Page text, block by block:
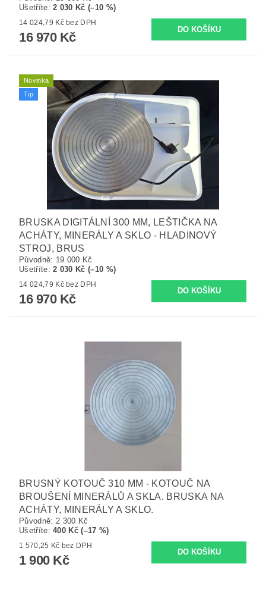
Ušetříte:2 030 Kč (–10 %)
14 024,79 Kč bez DPH
16 970 Kč
Novinka
Tip
BRUSKA DIGITÁLNÍ 300 MM, LEŠTIČKA NA
ACHÁTY, MINERÁLY A SKLO - HLADINOVÝ
STROJ, BRUS
Původně: 19 000 Kč
Ušetříte:2 030 Kč (–10 %)
14 024,79 Kč bez DPH
16 970 Kč
BRUSNÝ KOTOUČ 310 MM - KOTOUČ NA
BROUŠENÍ MINERÁLŮ A SKLA. BRUSKA NA
ACHÁTY, MINERÁLY A SKLO.
Původně: 2 300 Kč
Ušetříte:400 Kč (–17 %)
1 570,25 Kč bez DPH
1 900 Kč